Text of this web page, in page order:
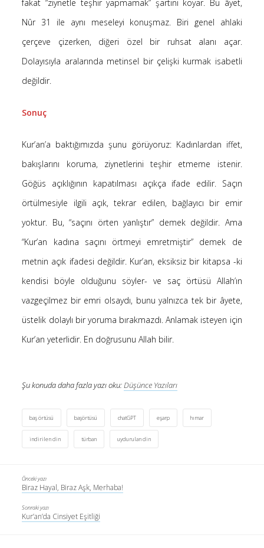
fakat “ziynetle teşhir yapmamak” şartını koyar. Bu âyet,
Nûr 31 ile aynı meseleyi konuşmaz. Biri genel ahlaki
çerçeve çizerken, diğeri özel bir ruhsat alanı açar.
Dolayısıyla aralarında metinsel bir çelişki kurmak isabetli
değildir.
Sonuç
Kur’an’a baktığımızda şunu görüyoruz: Kadınlardan iffet,
bakışlarını koruma, ziynetlerini teşhir etmeme istenir.
Göğüs açıklığının kapatılması açıkça ifade edilir. Saçın
örtülmesiyle ilgili açık, tekrar edilen, bağlayıcı bir emir
yoktur. Bu, “saçını örten yanlıştır” demek değildir. Ama
“Kur’an kadına saçını örtmeyi emretmiştir” demek de
metnin açık ifadesi değildir. Kur’an, eksiksiz bir kitapsa -ki
kendisi böyle olduğunu söyler- ve saç örtüsü Allah’ın
vazgeçilmez bir emri olsaydı, bunu yalnızca tek bir âyete,
üstelik dolaylı bir yoruma bırakmazdı. Anlamak isteyen için
Kur’an yeterlidir. En doğrusunu Allah bilir.
Şu konuda daha fazla yazı oku: Düşünce Yazıları
baş örtüsü başörtüsü chatGPT eşarp hımar
indirilen din türban uydurulan din
Önceki yazı
Biraz Hayal, Biraz Aşk, Merhaba!
Sonraki yazı
Kur’an’da Cinsiyet Eşitliği